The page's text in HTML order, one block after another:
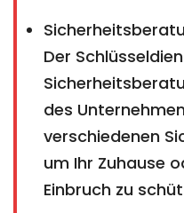
Der
des
verschiedenen
um Ihr Zuhause
Einbruch zu